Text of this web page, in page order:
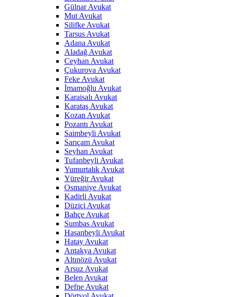
Gülnar Avukat
Mut Avukat
Silifke Avukat
Tarsus Avukat
Adana Avukat
Aladağ Avukat
Ceyhan Avukat
Çukurova Avukat
Feke Avukat
İmamoğlu Avukat
Karaisalı Avukat
Karataş Avukat
Kozan Avukat
Pozantı Avukat
Saimbeyli Avukat
Sarıçam Avukat
Seyhan Avukat
Tufanbeyli Avukat
Yumurtalık Avukat
Yüreğir Avukat
Osmaniye Avukat
Kadirli Avukat
Düziçi Avukat
Bahçe Avukat
Sumbas Avukat
Hasanbeyli Avukat
Hatay Avukat
Antakya Avukat
Altınözü Avukat
Arsuz Avukat
Belen Avukat
Defne Avukat